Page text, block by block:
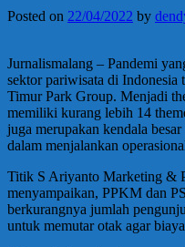
Posted on 22/04/2022 by
Jurnalismalang – Pandemi
sektor pariwisata di Indonesia
Timur Park Group. Menjadi
memiliki kurang lebih 14
juga merupakan kendala
dalam menjalankan
Titik S Ariyanto Marketing &
menyampaikan, PPKM dan
berkurangnya jumlah
untuk memutar otak agar